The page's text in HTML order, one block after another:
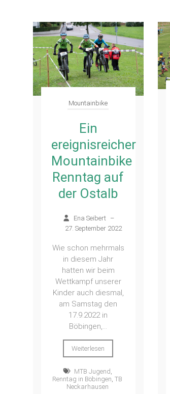
Mountainbike
Ein
ereignisreicher
Mountainbike
Renntag auf
der Ostalb
Ena Seibert
–
27. September 2022
Wie schon mehrmals
in diesem Jahr
hatten wir beim
Wettkampf unserer
Kinder auch diesmal,
am Samstag den
17.9.2022 in
Böbingen,...
Weiterlesen
MTB Jugend
Renntag in Böbingen ,TB
Neckarhausen